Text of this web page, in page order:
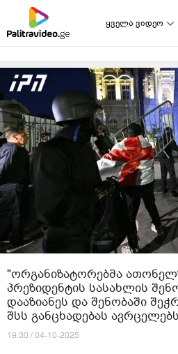
ყველა ვიდეო
"ორგანიზატორებმა
პრეზიდენტის სასახლის
დააზიანეს და შენობაში
შსს განცხადებას ავრცელებს
19:30 / 04-10-2025